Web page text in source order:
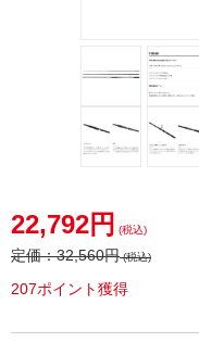
22,792円 (税込)
定価：32,560円(税込)
207ポイント獲得